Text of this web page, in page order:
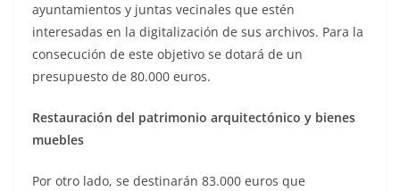
ayuntamientos y juntas vecinales que estén
interesadas en la digitalización de sus archivos. Para la
consecución de este objetivo se dotará de un
presupuesto de 80.000 euros.
Restauración del patrimonio arquitectónico y bienes
muebles
Por otro lado, se destinarán 83.000 euros que